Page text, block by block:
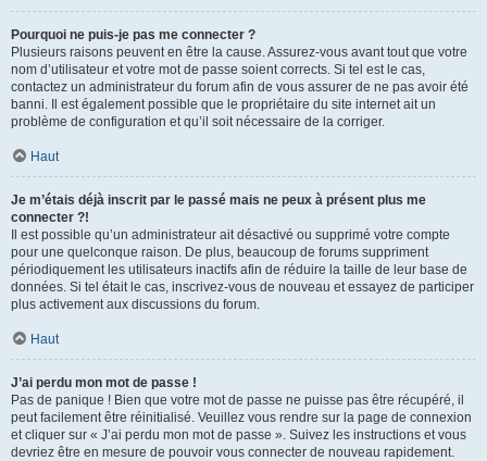
Pourquoi ne puis-je pas me connecter ?
Plusieurs raisons peuvent en être la cause. Assurez-vous avant tout que votre
nom d’utilisateur et votre mot de passe soient corrects. Si tel est le cas,
contactez un administrateur du forum afin de vous assurer de ne pas avoir été
banni. Il est également possible que le propriétaire du site internet ait un
problème de configuration et qu’il soit nécessaire de la corriger.
Haut
Je m’étais déjà inscrit par le passé mais ne peux à présent plus me
connecter ?!
Il est possible qu’un administrateur ait désactivé ou supprimé votre compte
pour une quelconque raison. De plus, beaucoup de forums suppriment
périodiquement les utilisateurs inactifs afin de réduire la taille de leur base de
données. Si tel était le cas, inscrivez-vous de nouveau et essayez de participer
plus activement aux discussions du forum.
Haut
J’ai perdu mon mot de passe !
Pas de panique ! Bien que votre mot de passe ne puisse pas être récupéré, il
peut facilement être réinitialisé. Veuillez vous rendre sur la page de connexion
et cliquer sur « J’ai perdu mon mot de passe ». Suivez les instructions et vous
devriez être en mesure de pouvoir vous connecter de nouveau rapidement.